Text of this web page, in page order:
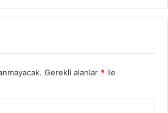
Gerekli alanlar * ile